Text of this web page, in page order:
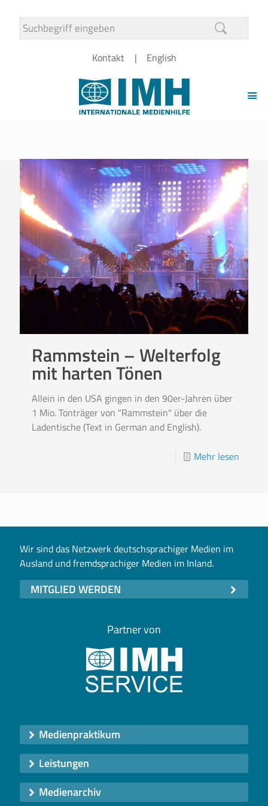
Kontakt English
Rammstein – Welterfolg
mit harten Tönen
Allein in den USA gingen in den 90er-Jahren über
1 Mio. Tonträger von "Rammstein" über die
Ladentische (Text in German and English).
Mehr lesen
Wir sind das Netzwerk deutschsprachiger Medien im
Ausland und fremdsprachiger Medien im Inland.
MITGLIED WERDEN
Partner von
Medienpraktikum
Leistungen
Medienarchiv